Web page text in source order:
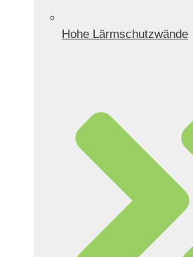
Hohe Lärmschutzwände